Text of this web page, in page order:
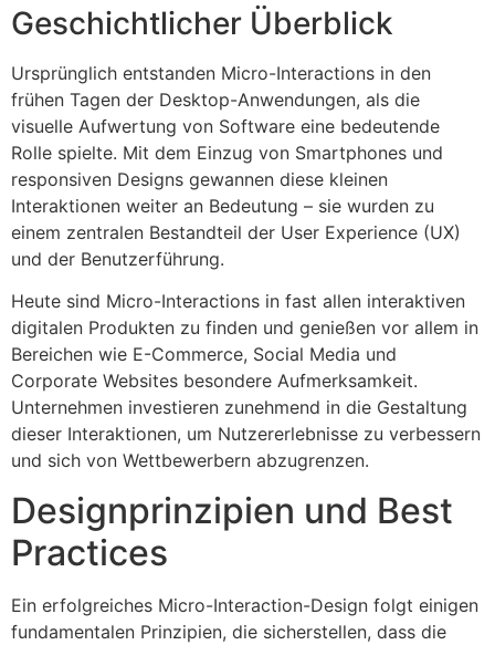
Geschichtlicher Überblick
Ursprünglich entstanden Micro-Interactions in den
frühen Tagen der Desktop-Anwendungen, als die
visuelle Aufwertung von Software eine bedeutende
Rolle spielte. Mit dem Einzug von Smartphones und
responsiven Designs gewannen diese kleinen
Interaktionen weiter an Bedeutung – sie wurden zu
einem zentralen Bestandteil der User Experience (UX)
und der Benutzerführung.
Heute sind Micro-Interactions in fast allen interaktiven
digitalen Produkten zu finden und genießen vor allem in
Bereichen wie E-Commerce, Social Media und
Corporate Websites besondere Aufmerksamkeit.
Unternehmen investieren zunehmend in die Gestaltung
dieser Interaktionen, um Nutzererlebnisse zu verbessern
und sich von Wettbewerbern abzugrenzen.
Designprinzipien und Best
Practices
Ein erfolgreiches Micro-Interaction-Design folgt einigen
fundamentalen Prinzipien, die sicherstellen, dass die